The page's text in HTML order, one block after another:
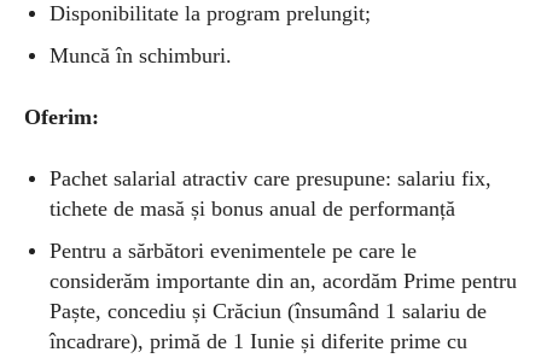
Disponibilitate la program prelungit;
Muncă în schimburi.
Oferim:
Pachet salarial atractiv care presupune: salariu fix,
tichete de masă și bonus anual de performanță
Pentru a sărbători evenimentele pe care le
considerăm importante din an, acordăm Prime pentru
Paște, concediu și Crăciun (însumând 1 salariu de
încadrare), primă de 1 Iunie și diferite prime cu